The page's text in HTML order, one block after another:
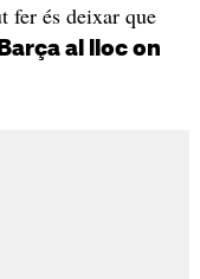
fer és deixar que
al lloc on